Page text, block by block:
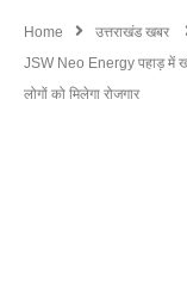
Home उत्तराखंड खबर
JSW Neo Energy पहाड़ में
लोगों को मिलेगा रोजगार